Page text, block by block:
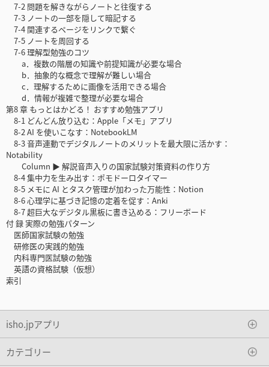
7-2 問題を解きながらノートと往復する
7-3 ノートの一部を隠して暗記する
7-4 関連するページをリンクで繋ぐ
7-5 ノートを周回する
7-6 理解型勉強のコツ
a．複数の階層の知識や前提知識が必要な場合
b．抽象的な概念で理解が難しい場合
c．理解するために画像を活用できる場合
d．情報が複雑で整理が必要な場合
第8 章 もっとはかどる！ おすすめ勉強アプリ
8-1 どんどん放り込む：Apple「メモ」アプリ
8-2 AI を使いこなす：NotebookLM
8-3 音声連動でデジタルノートのメリットを最大限に活かす：
Notability
Column ▶ 解説音声入りの国家試験対策資料の作り方
8-4 集中力を生み出す：ポモドーロタイマー
8-5 メモに AI とタスク管理が加わった万能性：Notion
8-6 心理学に基づき記憶の定着を促す：Anki
8-7 超巨大なデジタル黒板に書き込める：フリーボード
付 録 実際の勉強パターン
医師国家試験の勉強
研修医の実践的勉強
内科専門医試験の勉強
英語の資格試験（仮想）
索引
isho.jpアプリ
カテゴリー